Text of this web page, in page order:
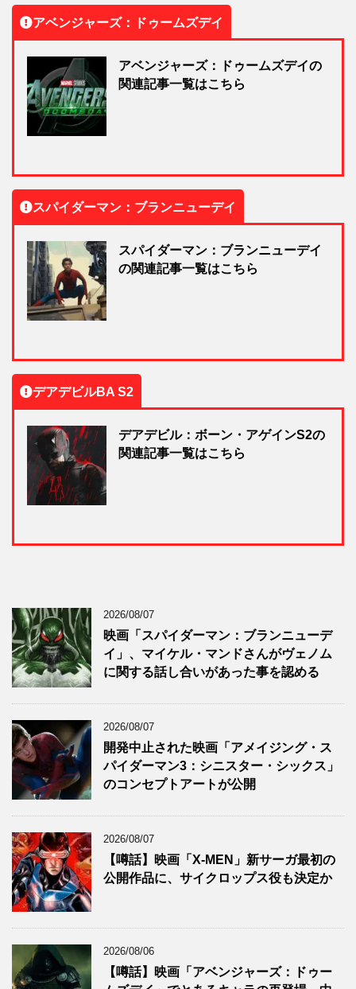
アベンジャーズ：ドゥームズデイ
アベンジャーズ：ドゥームズデイの
関連記事一覧はこちら
スパイダーマン：ブランニューデイ
スパイダーマン：ブランニューデイ
の関連記事一覧はこちら
デアデビルBA S2
デアデビル：ボーン・アゲインS2の
関連記事一覧はこちら
2026/08/07
映画「スパイダーマン：ブランニューデ
イ」、マイケル・マンドさんがヴェノム
に関する話し合いがあった事を認める
2026/08/07
開発中止された映画「アメイジング・ス
パイダーマン3：シニスター・シックス」
のコンセプトアートが公開
2026/08/07
【噂話】映画「X-MEN」新サーガ最初の
公開作品に、サイクロップス役も決定か
2026/08/06
【噂話】映画「アベンジャーズ：ドゥー